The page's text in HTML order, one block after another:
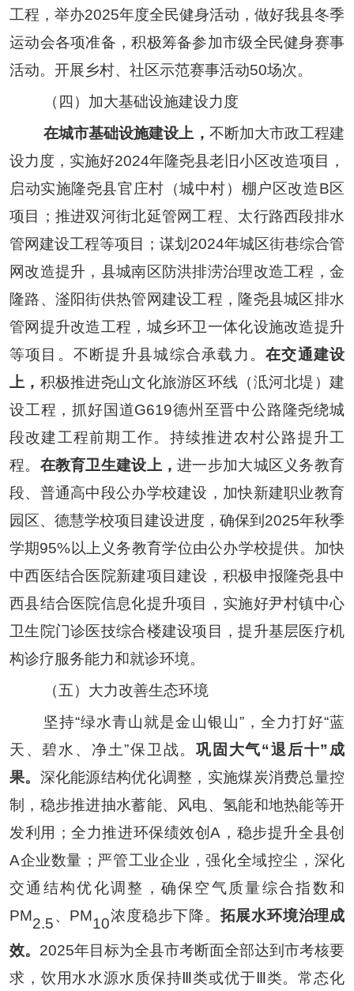
工程， 举办2025年度全民健身活动，做好我县冬季
运动会各项准备，积极筹备参加市级全民健身赛事
活动。开展乡村、社区示范赛事活动50场次。
（四）加大基础设施建设力度
在城市基础设施建设上， 不断加大市政工程建
设力度，实施好2024年隆尧县老旧小区改造项目，
启动实施隆尧县官庄村（城中村）棚户区改造B区
项目；推进双河街北延管网工程、太行路西段排水
管网建设工程等项目；谋划 2024年城区街巷综合管
网改造提升，县城南区防洪排涝治理改造工程，金
隆路、滏阳街供热管网建设工程，隆尧县城区排水
管网提升改造工程，城乡环卫一体化设施改造提升
等项目。 不断提升县城综合承载力。在交通建设
上， 积极推进尧山文化旅游区环线（泜河北堤）建
设工程 ，抓好国道G619德州至晋中公路隆尧绕城
段改建工程前期工作。持续推进农村公路提升工
程。 在教育卫生建设上，进一步加大城区义务教育
段、普通高中段公办学校建设，加快新建职业教育
园区、德慧学校项目建设进度，确保到 2025年秋季
学期95%以上义务教育学位由公办学校提供。 加快
中西医结合医院新建项目建设，积极申报隆尧县中
西县结合医院信息化提升项目，实施好尹村镇中心
卫生院门诊医技综合楼建设项目 ，提升基层医疗机
构诊疗服务能力和就诊环境。
（五）大力改善生态环境
坚持“绿水青山就是金山银山”，全力打好“蓝
天、碧水、净土”保卫战。巩固大气“退后十”成
果。 深化能源结构优化调整 ， 实施煤炭消费总量控
制，稳步推进抽水蓄能、风电、氢能和地热能等开
发利用 ； 全力推进环保绩效创A ， 稳步提升全县创
A企业数量 ； 严管工业企业，强化全域控尘， 深化
交通结构优化调整，确保空气质量综合指数和
PM2.5、 PM10浓度稳步下降。拓展水环境治理成
效。 2025年目标为全县市考断面全部达到市考核要
求，饮用水水源水质保持 Ⅲ类或优于Ⅲ类。常态化